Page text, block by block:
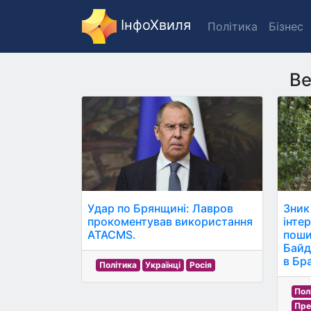
ІнфоХвиля Політика Бізнес
Удар по Брянщині: Лавров
прокоментував використання
ATACMS.
Політика Українці Росія
в